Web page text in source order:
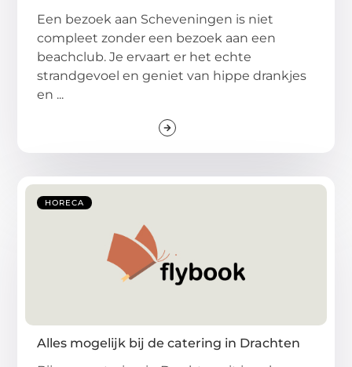
Een bezoek aan Scheveningen is niet
compleet zonder een bezoek aan een
beachclub. Je ervaart er het echte
strandgevoel en geniet van hippe drankjes
en ...
HORECA
Alles mogelijk bij de catering in Drachten